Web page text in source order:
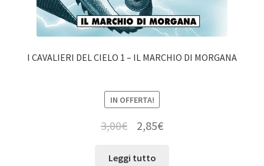
I CAVALIERI DEL CIELO 1 – IL MARCHIO DI MORGANA
IN OFFERTA!
3,00€ 2,85€
Leggi tutto